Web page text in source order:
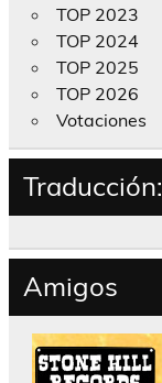
TOP 2023
TOP 2024
TOP 2025
TOP 2026
Votaciones
Traducción:
Amigos